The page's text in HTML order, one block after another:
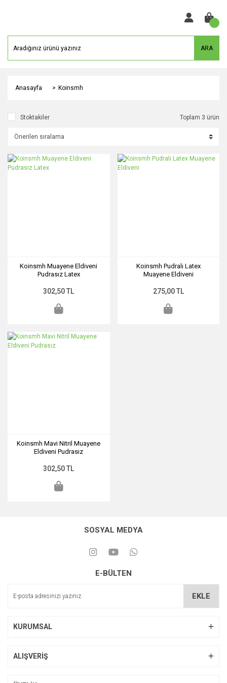
ARA
Anasayfa Koinsmh
Stoktakiler Toplam 3 ürün
Koinsmh Muayene Eldiveni
Pudrasız Latex
302,50 TL
Koinsmh Pudralı Latex
Muayene Eldiveni
275,00 TL
Koinsmh Mavi Nitril Muayene
Eldiveni Pudrasız
302,50 TL
SOSYAL MEDYA
E-BÜLTEN
EKLE
KURUMSAL
ALIŞVERİŞ